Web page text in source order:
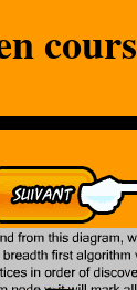
cours